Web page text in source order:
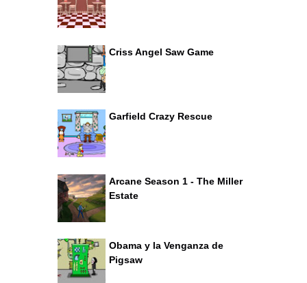
Criss Angel Saw Game
Garfield Crazy Rescue
Arcane Season 1 - The Miller
Estate
Obama y la Venganza de
Pigsaw